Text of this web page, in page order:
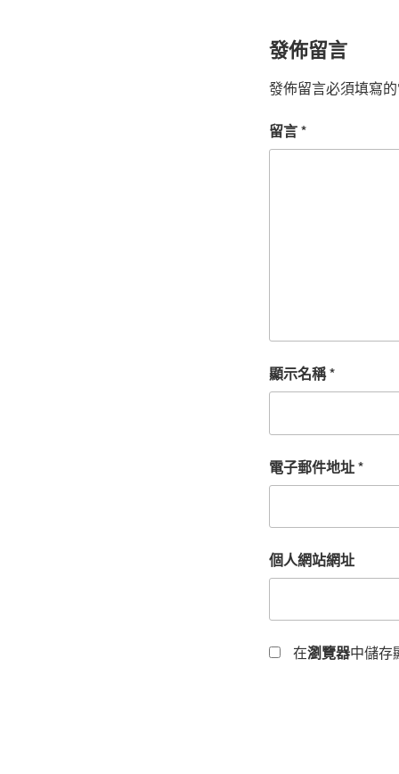
發佈留言
發佈留言必須填寫
留言*
顯示名稱*
電子郵件地址*
個人網站網址
在瀏覽器中儲存